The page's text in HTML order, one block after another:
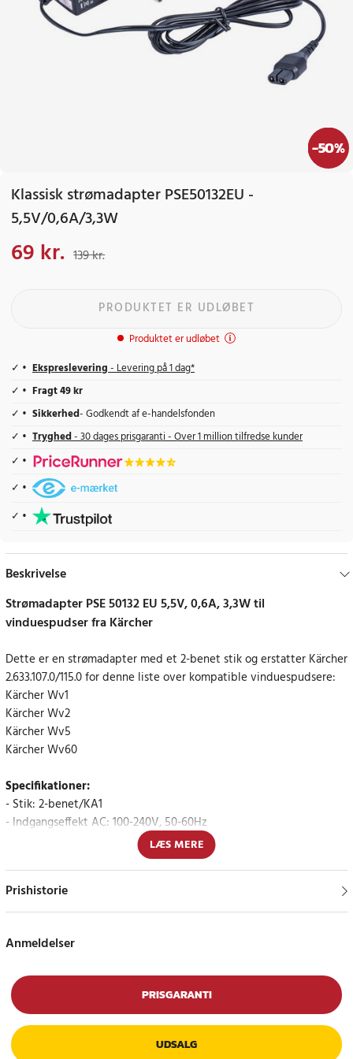
-50%
Klassisk strømadapter PSE50132EU -
5,5V/0,6A/3,3W
Nuværende pris
69 kr. 139 kr.
PRODUKTET ER UDLØBET
Produktet er udløbet
Ekspreslevering- Levering på 1 dag*
Fragt 49 kr
Sikkerhed- Godkendt af e-handelsfonden
Tryghed- 30 dages prisgaranti - Over 1 million tilfredse kunder
Beskrivelse
Strømadapter PSE 50132 EU 5,5V, 0,6A, 3,3W til
vinduespudser fra Kärcher
Dette er en strømadapter med et 2-benet stik og erstatter Kärcher
2.633.107.0/115.0 for denne liste over kompatible vinduespudsere:
Kärcher Wv1
Kärcher Wv2
Kärcher Wv5
Kärcher Wv60
Specifikationer:
- Stik: 2-benet/KA1
- Indgangseffekt AC: 100-240V, 50-60Hz
- Udgangseffekt DC: 5,5V/0,6A, 3,3W
- Vægt: 78 g
LÆS MERE
Prishistorie
Anmeldelser
PRISGARANTI
UDSALG